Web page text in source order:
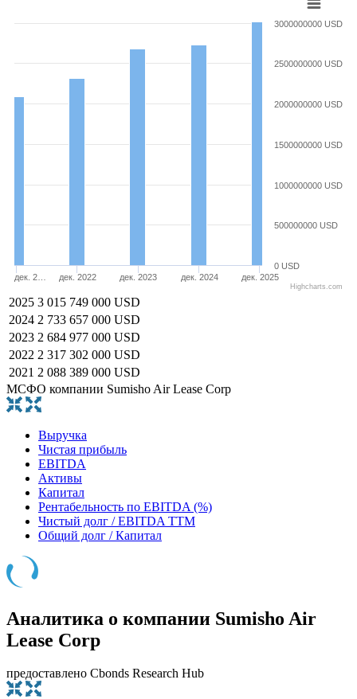
дек. 2… дек. 2022 дек. 2023 дек. 2024 дек. 2025
0 USD
500000000 USD
1000000000 USD
1500000000 USD
2000000000 USD
2500000000 USD
3000000000 USD
Highcharts.com
2025 3 015 749 000 USD
2024 2 733 657 000 USD
2023 2 684 977 000 USD
2022 2 317 302 000 USD
2021 2 088 389 000 USD
МСФО компании Sumisho Air Lease Corp
Выручка
Чистая прибыль
EBITDA
Активы
Капитал
Рентабельность по EBITDA (%)
Чистый долг / EBITDA TTM
Общий долг / Капитал
Аналитика о компании Sumisho Air
Lease Corp
предоставлено Cbonds Research Hub